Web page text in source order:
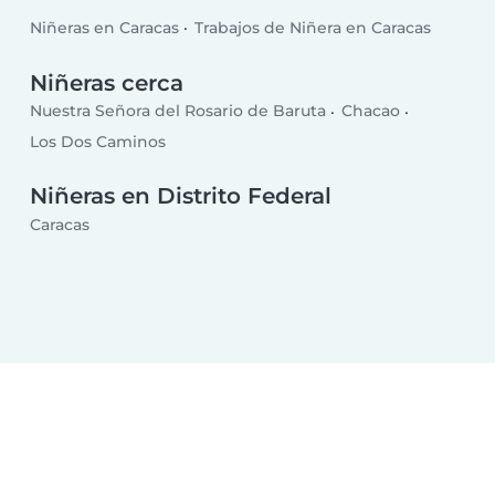
Niñeras en Caracas Trabajos de Niñera en Caracas
Niñeras cerca
Nuestra Señora del Rosario de Baruta
Chacao
Los Dos Caminos
Niñeras en Distrito Federal
Caracas